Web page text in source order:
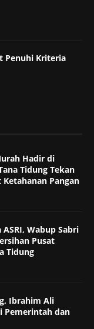
Penuhi Kriteria
Hadir di
Tidung Tekan
Pangan
Wabup Sabri
Pusat
Tidung
Ibrahim Ali
Pemerintah dan